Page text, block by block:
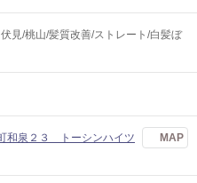
見/桃山/髪質改善/ストレート/白髪ぼ
和泉２３ トーシンハイツ
MAP